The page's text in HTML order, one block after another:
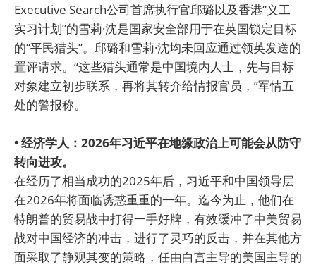
Executive Search公司首席执行官邱璐以及香港“义工
实习计划”的雪莉·沈是国家安全部用于在英国锁定目标
的“平民猎头”。邱璐和雪莉·沈均未回应通过领英发送的
置评请求。“这些猎头通常是中国境内人士，先与目标
对象建立初步联系，再将其转介给情报官员，”军情五
处的警报称。
• 经济学人：2026年习近平在地缘政治上可能会从防守
转向进攻。
在经历了相当成功的2025年后，习近平和中国领导层
在2026年将面临诱惑重重的一年。迄今为止，他们在
特朗普的贸易战中打得一手好牌，有效缓冲了中美贸易
战对中国经济的冲击，进行了灵巧的反击，并在其他方
面采取了静观其变的策略，任由白宫主导的美国主导的